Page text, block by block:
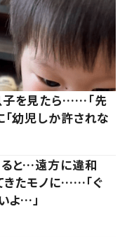
を見たら……「先
「幼児しか許されな
と…遠方に違和
きたモノに……「ぐ
よ…」